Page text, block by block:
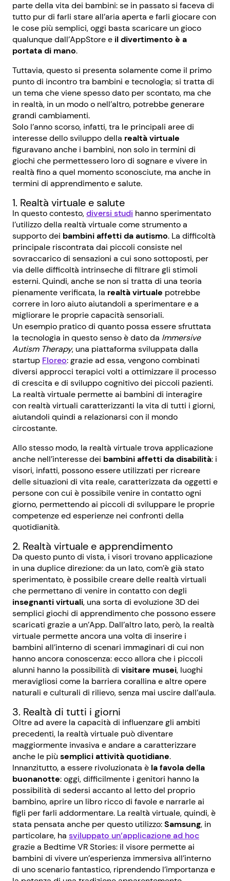
parte della vita dei bambini: se in passato si faceva di
tutto pur di farli stare all’aria aperta e farli giocare con
le cose più semplici, oggi basta scaricare un gioco
qualunque dall’AppStore e il divertimento è a
portata di mano.
Tuttavia, questo si presenta solamente come il primo
punto di incontro tra bambini e tecnologia; si tratta di
un tema che viene spesso dato per scontato, ma che
in realtà, in un modo o nell’altro, potrebbe generare
grandi cambiamenti.
Solo l’anno scorso, infatti, tra le principali aree di
interesse dello sviluppo della realtà virtuale
figuravano anche i bambini, non solo in termini di
giochi che permettessero loro di sognare e vivere in
realtà fino a quel momento sconosciute, ma anche in
termini di apprendimento e salute.
1. Realtà virtuale e salute
In questo contesto,diversi studi hanno sperimentato
l’utilizzo della realtà virtuale come strumento a
supporto dei bambini affetti da autismo. La difficoltà
principale riscontrata dai piccoli consiste nel
sovraccarico di sensazioni a cui sono sottoposti, per
via delle difficoltà intrinseche di filtrare gli stimoli
esterni. Quindi, anche se non si tratta di una teoria
pienamente verificata, la realtà virtuale potrebbe
correre in loro aiuto aiutandoli a sperimentare e a
migliorare le proprie capacità sensoriali.
Un esempio pratico di quanto possa essere sfruttata
la tecnologia in questo senso è dato da Immersive
Autism Therapy, una piattaforma sviluppata dalla
startup Floreo: grazie ad essa, vengono combinati
diversi approcci terapici volti a ottimizzare il processo
di crescita e di sviluppo cognitivo dei piccoli pazienti.
La realtà virtuale permette ai bambini di interagire
con realtà virtuali caratterizzanti la vita di tutti i giorni,
aiutandoli quindi a relazionarsi con il mondo
circostante.
Allo stesso modo, la realtà virtuale trova applicazione
anche nell’interesse dei bambini affetti da disabilità: i
visori, infatti, possono essere utilizzati per ricreare
delle situazioni di vita reale, caratterizzata da oggetti e
persone con cui è possibile venire in contatto ogni
giorno, permettendo ai piccoli di sviluppare le proprie
competenze ed esperienze nei confronti della
quotidianità.
2. Realtà virtuale e apprendimento
Da questo punto di vista, i visori trovano applicazione
in una duplice direzione: da un lato, com’è già stato
sperimentato, è possibile creare delle realtà virtuali
che permettano di venire in contatto con degli
insegnanti virtuali, una sorta di evoluzione 3D dei
semplici giochi di apprendimento che possono essere
scaricati grazie a un’App. Dall’altro lato, però, la realtà
virtuale permette ancora una volta di inserire i
bambini all’interno di scenari immaginari di cui non
hanno ancora conoscenza: ecco allora che i piccoli
alunni hanno la possibilità di visitare musei, luoghi
meravigliosi come la barriera corallina e altre opere
naturali e culturali di rilievo, senza mai uscire dall’aula.
3. Realtà di tutti i giorni
Oltre ad avere la capacità di influenzare gli ambiti
precedenti, la realtà virtuale può diventare
maggiormente invasiva e andare a caratterizzare
anche le più semplici attività quotidiane.
Innanzitutto, a essere rivoluzionata è la favola della
buonanotte: oggi, difficilmente i genitori hanno la
possibilità di sedersi accanto al letto del proprio
bambino, aprire un libro ricco di favole e narrarle ai
figli per farli addormentare. La realtà virtuale, quindi, è
stata pensata anche per questo utilizzo:Samsung, in
particolare, ha sviluppato un’applicazione ad hoc
grazie a Bedtime VR Stories: il visore permette ai
bambini di vivere un’esperienza immersiva all’interno
di uno scenario fantastico, riprendendo l’importanza e